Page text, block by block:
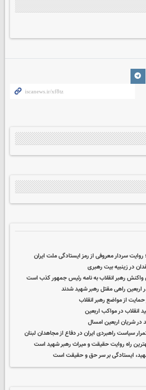
روایت سردار معروفی از رمز ایستادگی ملت ایران
در زینبیه بیت رهبری
واکنش رهبر انقلاب به نامه رئیس جمهور کذب است
راهی مقتل رهبر شهید شدند
حمایت از مواضع رهبر انقلاب
انقلاب در مواکب اربعین
شریان اربعین امسال
سیاست راهبردی ایران در دفاع از مجاهدان لبنان
راه روایت حقیقت و میراث رهبر شهید است
ایستادگی بر سر حق و حقیقت است